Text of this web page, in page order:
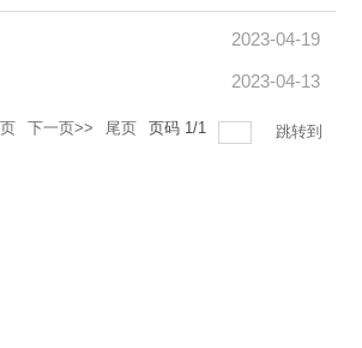
2023-04-19
2023-04-13
下一页>> 尾页 页码 1/1 跳转到